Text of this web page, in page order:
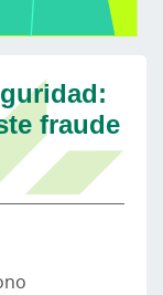
fraude